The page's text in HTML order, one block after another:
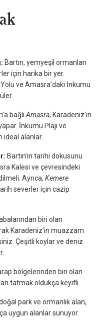
Bartın, yemyeşil ormanları
için harika bir yer.
ve Amasra’daki İnkumu
bağlıAmasra, Karadeniz’in
İnkumu Plajı ve
ideal alanlar.
Bartın’ın tarihi dokusunu
Kalesi ve çevresindeki
Ayrıca, Kemere
severler için cazip
biri olan
Karadeniz’in muazzam
Çeşitli koylar ve deniz
bölgelerinden biri olan
tatmak oldukça keyifli.
park ve ormanlık alan,
uygun alanlar sunuyor.